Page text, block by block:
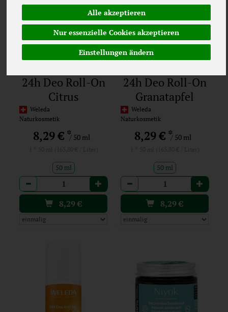
Alle akzeptieren
Nur essenzielle Cookies akzeptieren
Einstellungen ändern
24h Deo Roll-On
Citrus
Weleda
Naturkosmetik
8,29 €*/ 50 ml
50 ml
Anzahl
8,29€
24h Deo Roll-On
Granatapfel
Weleda
Naturkosmetik
8,29 €*/ 50 ml
50 ml
Anzahl
8,29€